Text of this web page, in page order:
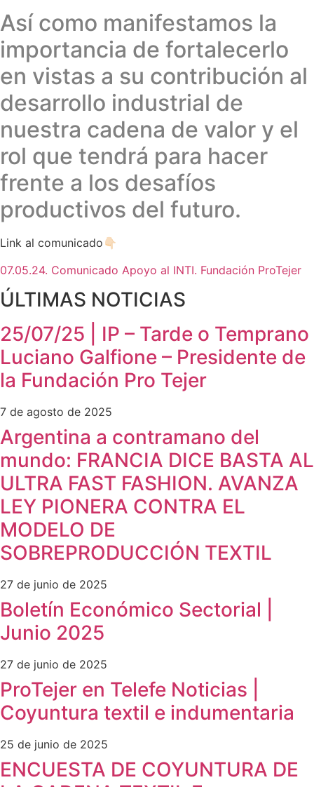
Así como manifestamos la
importancia de fortalecerlo
en vistas a su contribución al
desarrollo industrial de
nuestra cadena de valor y el
rol que tendrá para hacer
frente a los desafíos
productivos del futuro.
Link al comunicado 👇🏻
07.05.24. Comunicado Apoyo al INTI. Fundación ProTejer
ÚLTIMAS NOTICIAS
25/07/25 | IP – Tarde o Temprano
Luciano Galfione – Presidente de
la Fundación Pro Tejer
7 de agosto de 2025
Argentina a contramano del
mundo: FRANCIA DICE BASTA AL
ULTRA FAST FASHION. AVANZA
LEY PIONERA CONTRA EL
MODELO DE
SOBREPRODUCCIÓN TEXTIL
27 de junio de 2025
Boletín Económico Sectorial |
Junio 2025
27 de junio de 2025
ProTejer en Telefe Noticias |
Coyuntura textil e indumentaria
25 de junio de 2025
ENCUESTA DE COYUNTURA DE